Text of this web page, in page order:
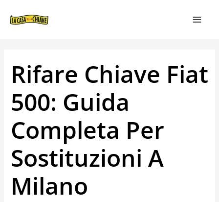
Rifare Chiave Fiat
500: Guida
Completa Per
Sostituzioni A
Milano
ARTICOLI